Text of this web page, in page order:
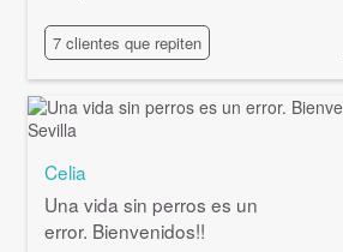
7 clientes que repiten
Celia
Una vida sin perros es un
error. Bienvenidos!!